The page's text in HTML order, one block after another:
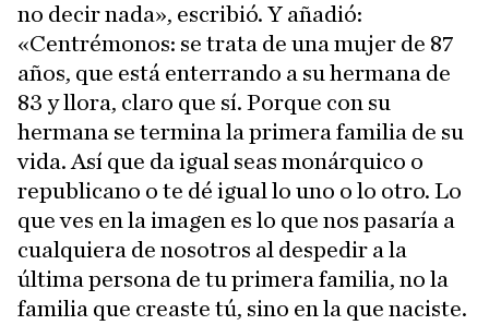
no decir nada», escribió. Y añadió:
«Centrémonos: se trata de una mujer de 87
años, que está enterrando a su hermana de
83 y llora, claro que sí. Porque con su
hermana se termina la primera familia de su
vida. Así que da igual seas monárquico o
republicano o te dé igual lo uno o lo otro. Lo
que ves en la imagen es lo que nos pasaría a
cualquiera de nosotros al despedir a la
última persona de tu primera familia, no la
familia que creaste tú, sino en la que naciste.